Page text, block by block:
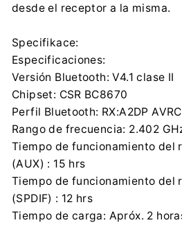
desde el receptor a la misma.
Specifikace:
Especificaciones:
Versión Bluetooth: V4.1 clase II
Chipset: CSR BC8670
Perfil Bluetooth: RX:A2DP
Rango de frecuencia: 2.402
Tiempo de funcionamiento del
(AUX) : 15 hrs
Tiempo de funcionamiento del
(SPDIF) : 12 hrs
Tiempo de carga: Apróx. 2